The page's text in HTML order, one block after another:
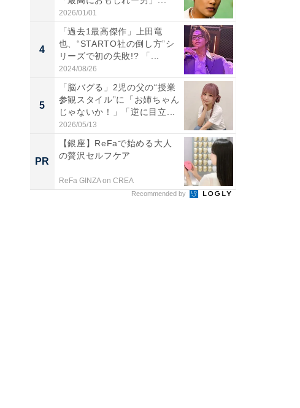
2026/01/01
4
「過去1最高傑作」上田竜
也、“STARTO社の倒し方”シ
リーズで初の失敗!? 「...
2024/08/26
5
「脳バグる」2児の父の“授業
参観スタイル”に「お姉ちゃん
じゃないか！」「逆に目立...
2026/05/13
PR
【銀座】ReFaで始める大人
の贅沢セルフケア
ReFa GINZA on CREA
Recommended by